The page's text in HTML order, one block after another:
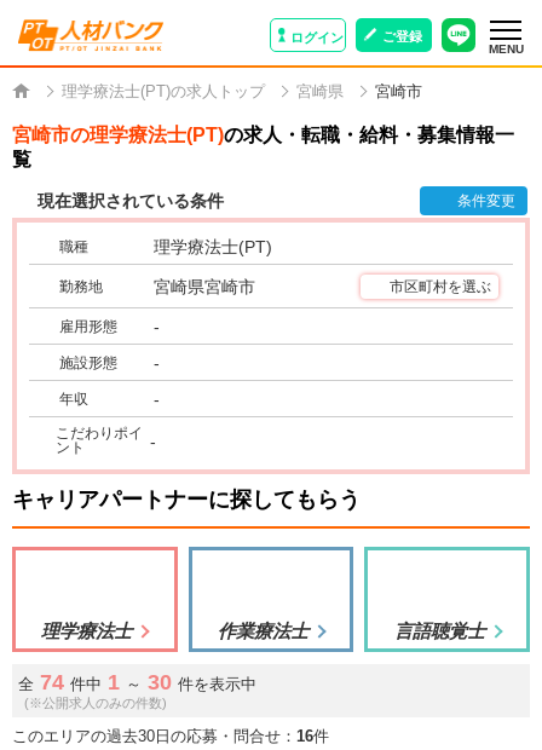
ログイン ご登録
MENU
理学療法士(PT)の求人トップ 宮崎県 宮崎市
宮崎市の理学療法士(PT)の求人・転職・給料・募集情報一
覧
現在選択されている条件 条件変更
職種 理学療法士(PT)
勤務地 宮崎県宮崎市 市区町村を選ぶ
雇用形態 -
施設形態 -
年収 -
こだわりポイ
ント
-
キャリアパートナーに探してもらう
理学療法士 作業療法士 言語聴覚士
全 74 件中 1 ～ 30 件を表示中
(※公開求人のみの件数)
このエリアの過去30日の応募・問合せ： 16件